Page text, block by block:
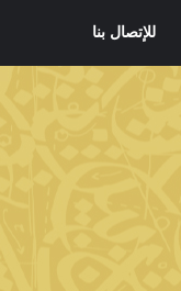
للإتصال بنا